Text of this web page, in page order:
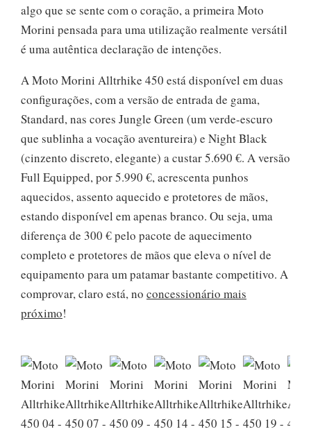
algo que se sente com o coração, a primeira Moto
Morini pensada para uma utilização realmente versátil
é uma autêntica declaração de intenções.
A Moto Morini Alltrhike 450 está disponível em duas
configurações, com a versão de entrada de gama,
Standard, nas cores Jungle Green (um verde-escuro
que sublinha a vocação aventureira) e Night Black
(cinzento discreto, elegante) a custar 5.690 €. A versão
Full Equipped, por 5.990 €, acrescenta punhos
aquecidos, assento aquecido e protetores de mãos,
estando disponível em apenas branco. Ou seja, uma
diferença de 300 € pelo pacote de aquecimento
completo e protetores de mãos que eleva o nível de
equipamento para um patamar bastante competitivo. A
comprovar, claro está, no concessionário mais
próximo!